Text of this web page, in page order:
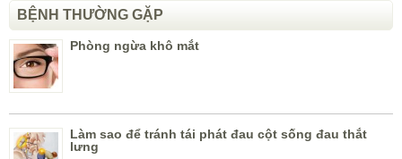
BỆNH THƯỜNG GẶP
Phòng ngừa khô mắt
Làm sao để tránh tái phát đau cột sống đau thắt
lưng